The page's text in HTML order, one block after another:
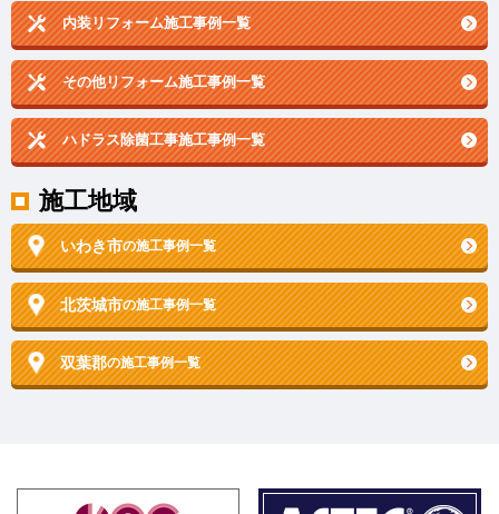
内装リフォーム施工事例一覧
その他リフォーム施工事例一覧
ハドラス除菌工事施工事例一覧
施工地域
いわき市の施工事例一覧
北茨城市の施工事例一覧
双葉郡の施工事例一覧